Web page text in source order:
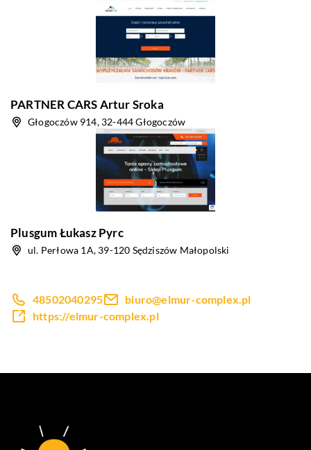
PARTNER CARS Artur Sroka
Głogoczów 914, 32-444 Głogoczów
Plusgum Łukasz Pyrc
ul. Perłowa 1A, 39-120 Sędziszów Małopolski
48502040295
biuro@elmur-complex.pl
https://elmur-complex.pl